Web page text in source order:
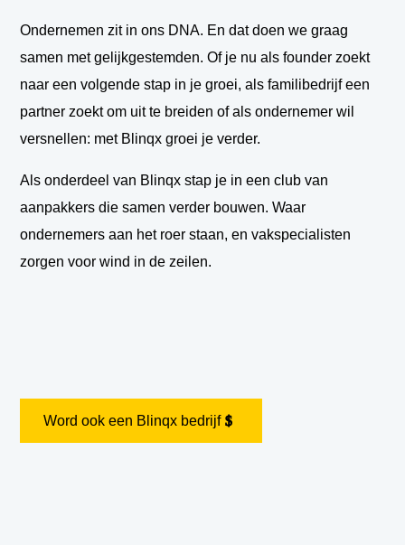
Ondernemen zit in ons DNA. En dat doen we graag
samen met gelijkgestemden. Of je nu als founder zoekt
naar een volgende stap in je groei, als familibedrijf een
partner zoekt om uit te breiden of als ondernemer wil
versnellen: met Blinqx groei je verder.
Als onderdeel van Blinqx stap je in een club van
aanpakkers die samen verder bouwen. Waar
ondernemers aan het roer staan, en vakspecialisten
zorgen voor wind in de zeilen.
Word ook een Blinqx bedrijf